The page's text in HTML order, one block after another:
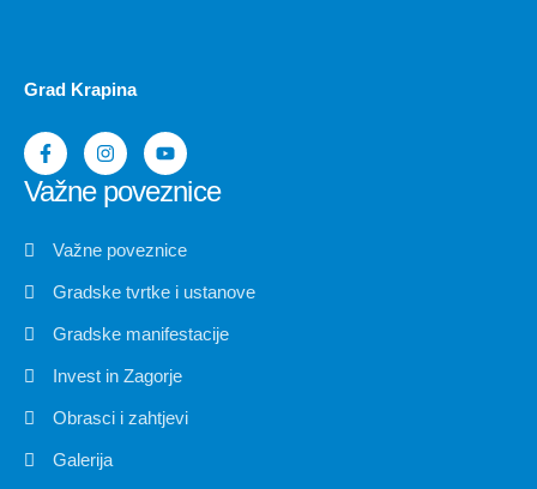
Grad Krapina
Važne poveznice
Važne poveznice
Gradske tvrtke i ustanove
Gradske manifestacije
Invest in Zagorje
Obrasci i zahtjevi
Galerija